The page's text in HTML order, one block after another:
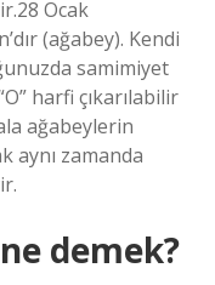
Ocak
(ağabey). Kendi
samimiyet
harfi çıkarılabilir
ağabeylerin
aynı zamanda
demek?